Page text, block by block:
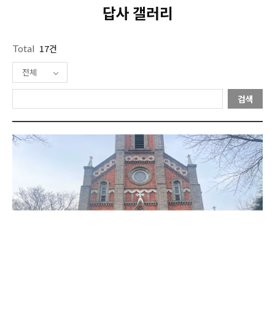
답사 갤러리
Total 17건
전체
검색